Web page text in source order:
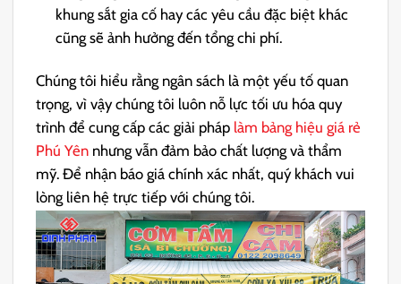
khung sắt gia cố hay các yêu cầu đặc biệt khác
cũng sẽ ảnh hưởng đến tổng chi phí.
Chúng tôi hiểu rằng ngân sách là một yếu tố quan
trọng, vì vậy chúng tôi luôn nỗ lực tối ưu hóa quy
trình để cung cấp các giải pháp làm bảng hiệu giá rẻ
Phú Yên nhưng vẫn đảm bảo chất lượng và thẩm
mỹ. Để nhận báo giá chính xác nhất, quý khách vui
lòng liên hệ trực tiếp với chúng tôi.